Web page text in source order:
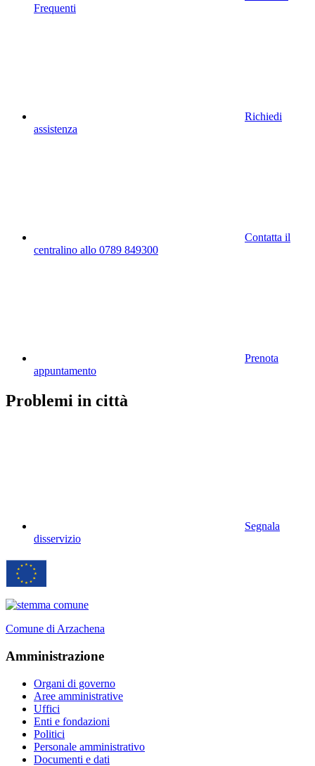
Frequenti
Richiedi
assistenza
Contatta il
centralino allo 0789 849300
Prenota
appuntamento
Problemi in città
Segnala
disservizio
Comune di Arzachena
Amministrazione
Organi di governo
Aree amministrative
Uffici
Enti e fondazioni
Politici
Personale amministrativo
Documenti e dati